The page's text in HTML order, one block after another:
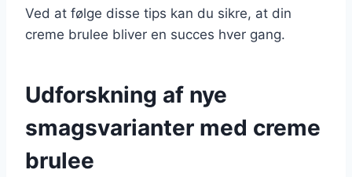
Ved at følge disse tips kan du sikre, at din
creme brulee bliver en succes hver gang.
Udforskning af nye
smagsvarianter med creme
brulee